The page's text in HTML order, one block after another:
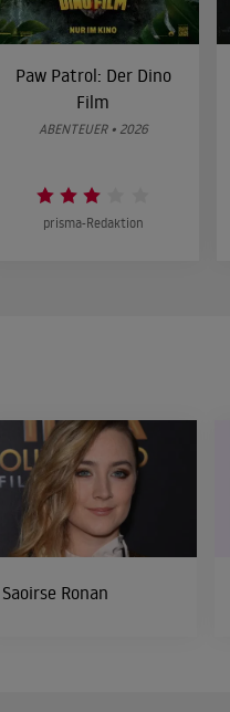
Paw Patrol: Der Dino
Film
ABENTEUER • 2026
prisma-Redaktion
Saoirse Ronan